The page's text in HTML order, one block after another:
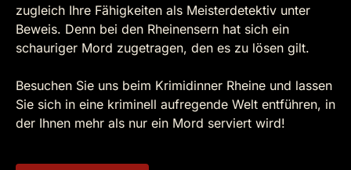
zugleich Ihre Fähigkeiten als Meisterdetektiv unter
Beweis. Denn bei den Rheinensern hat sich ein
schauriger Mord zugetragen, den es zu lösen gilt.
Besuchen Sie uns beim Krimidinner Rheine und lassen
Sie sich in eine kriminell aufregende Welt entführen, in
der Ihnen mehr als nur ein Mord serviert wird!